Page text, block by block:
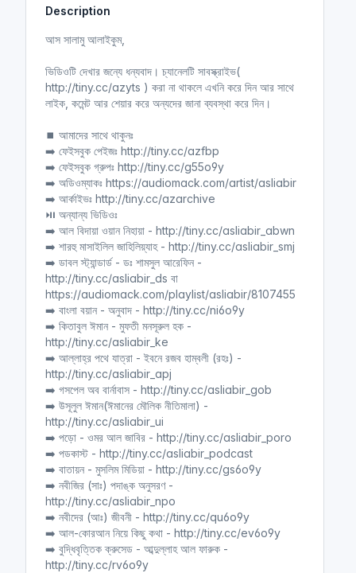
l
e
Description
আস সালামু আলাইকুম,
ভিডিওটি দেখার জন্যে ধন্যবাদ। চ্যানেলটি সাবস্ক্রাইভ(
http://tiny.cc/azyts ) করা না থাকলে এখনি করে দিন আর সাথে
লাইক, কমেন্ট আর শেয়ার করে অন্যদের জানা ব্যবস্থা করে দিন।
⏹ আমাদের সাথে থাকুনঃ
➡️ ফেইসবুক পেইজঃ http://tiny.cc/azfbp
➡️ ফেইসবুক গ্রুপঃ http://tiny.cc/g55o9y
➡️ অডিওম্যাকঃ https://audiomack.com/artist/asliabir
➡️ আর্কাইভঃ http://tiny.cc/azarchive
⏯ অন্যান্য ভিডিওঃ
➡️ আল বিদায়া ওয়ান নিহায়া - http://tiny.cc/asliabir_abwn
➡️ শারহু মাসাইলিল জাহিলিয়্যাহ - http://tiny.cc/asliabir_smj
➡️ ডাবল স্ট্যান্ডার্ড - ডঃ শামসুল আরেফিন -
http://tiny.cc/asliabir_ds বা
https://audiomack.com/playlist/asliabir/8107455
➡️ বাংলা বয়ান - অনুবাদ - http://tiny.cc/ni6o9y
➡️ কিতাবুল ঈমান - মুফতী মনসূরুল হক -
http://tiny.cc/asliabir_ke
➡️ আল্লাহ্‌র পথে যাত্রা - ইবনে রজব হাম্বলী (রহঃ) -
http://tiny.cc/asliabir_apj
➡️ গসপেল অব বার্নাবাস - http://tiny.cc/asliabir_gob
➡️ উসূলুল ঈমান(ঈমানের মৌলিক নীতিমালা) -
http://tiny.cc/asliabir_ui
➡️ পড়ো - ওমর আল জাবির - http://tiny.cc/asliabir_poro
➡️ পডকাস্ট - http://tiny.cc/asliabir_podcast
➡️ বাতায়ন - মুসলিম মিডিয়া - http://tiny.cc/gs6o9y
➡️ নবীজির (সাঃ) পদাঙ্ক অনুসরণ -
http://tiny.cc/asliabir_npo
➡️ নবীদের (আঃ) জীবনী - http://tiny.cc/qu6o9y
➡️ আল-কোরআন নিয়ে কিছু কথা - http://tiny.cc/ev6o9y
➡️ বুদ্ধিবৃত্তিক ক্রুসেড - আব্দুল্লাহ আল ফারুক -
http://tiny.cc/rv6o9y